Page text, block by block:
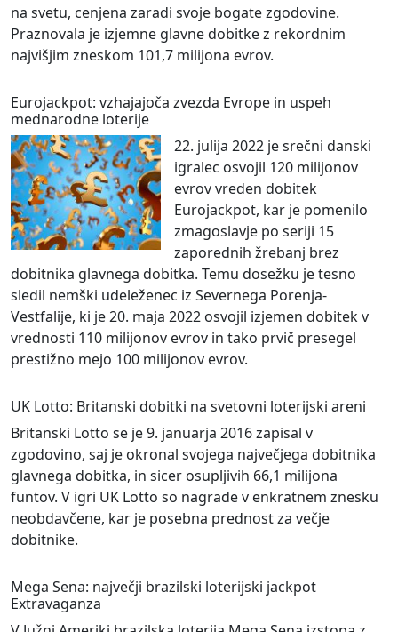
na svetu, cenjena zaradi svoje bogate zgodovine.
Praznovala je izjemne glavne dobitke z rekordnim
najvišjim zneskom 101,7 milijona evrov.
Eurojackpot: vzhajajoča zvezda Evrope in uspeh
mednarodne loterije
22. julija 2022 je srečni danski
igralec osvojil 120 milijonov
evrov vreden dobitek
Eurojackpot, kar je pomenilo
zmagoslavje po seriji 15
zaporednih žrebanj brez
dobitnika glavnega dobitka. Temu dosežku je tesno
sledil nemški udeleženec iz Severnega Porenja-
Vestfalije, ki je 20. maja 2022 osvojil izjemen dobitek v
vrednosti 110 milijonov evrov in tako prvič presegel
prestižno mejo 100 milijonov evrov.
UK Lotto: Britanski dobitki na svetovni loterijski areni
Britanski Lotto se je 9. januarja 2016 zapisal v
zgodovino, saj je okronal svojega največjega dobitnika
glavnega dobitka, in sicer osupljivih 66,1 milijona
funtov. V igri UK Lotto so nagrade v enkratnem znesku
neobdavčene, kar je posebna prednost za večje
dobitnike.
Mega Sena: največji brazilski loterijski jackpot
Extravaganza